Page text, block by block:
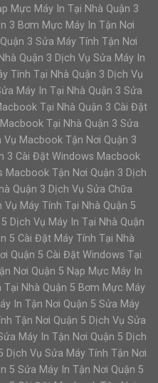
Mực Máy In Tại Nhà Quận 3
3 Bơm Mực Máy In Tận Nơi
3 Sửa Máy Tính Tận Nơi
Quận 3 Dịch Vụ Sửa Máy In
Tính Tại Nhà Quận 3 Dịch Vụ
Máy In Tại Nhà Quận 3 Sửa
Tại Nhà Quận 3 Cài Đặt
Tại Nhà Quận 3 Sửa
Macbook Tận Nơi Quận 3
3 Cài Đặt Windows Macbook
Macbook Tận Nơi Quận 3 Dịch
Quận 3 Dịch Vụ Sửa Chữa
Máy Tính Tại Nhà Quận 5
Dịch Vụ Máy In Tại Nhà Quận
5 Cài Đặt Máy Tính Tại Nhà
Quận 5 Cài Đặt Windows Tại
Nơi Quận 5 Nạp Mực Máy In
Nhà Quận 5 Bơm Mực Máy
In Tận Nơi Quận 5 Sửa Máy
Tận Nơi Quận 5 Dịch Vụ Sửa
Máy In Tận Nơi Quận 5 Dịch
Dịch Vụ Sửa Máy Tính Tận Nơi
5 Sửa Máy In Tận Nơi Quận 5